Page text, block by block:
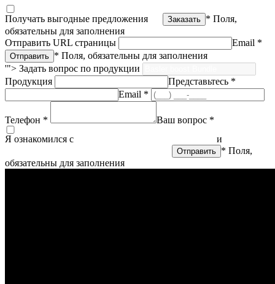
Получать выгодные предложения
* Поля,
обязательны для заполнения
Отправить URL страницы
Email *
* Поля, обязательны для заполнения
'"> Задать вопрос по продукции
Продукция
Представьтесь *
Email *
Телефон *
Ваш вопрос *
Я ознакомился с
и
* Поля,
обязательны для заполнения